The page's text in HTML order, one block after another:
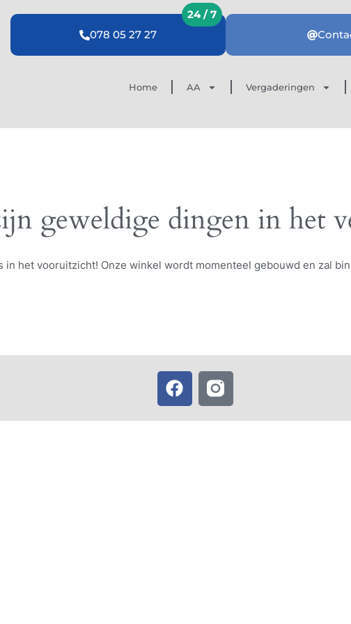
078 05 27 27
Home AA Vergaderingen
geweldige dingen in het
in het vooruitzicht! Onze winkel wordt momenteel gebouwd en zal